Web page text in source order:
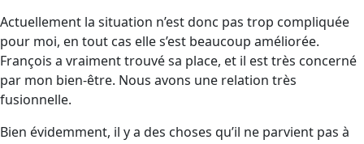
Actuellement la situation n’est donc pas trop compliquée
pour moi, en tout cas elle s’est beaucoup améliorée.
François a vraiment trouvé sa place, et il est très concerné
par mon bien-être. Nous avons une relation très
fusionnelle.
Bien évidemment, il y a des choses qu’il ne parvient pas à